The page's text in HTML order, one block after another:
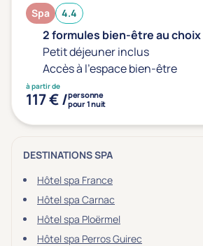
Spa 4.4
2 formules bien-être au choix
Petit déjeuner inclus
Accès à l'espace bien-être
à partir de
117 € /personne
pour 1 nuit
DESTINATIONS SPA
Hôtel spa France
Hôtel spa Carnac
Hôtel spa Ploërmel
Hôtel spa Perros Guirec